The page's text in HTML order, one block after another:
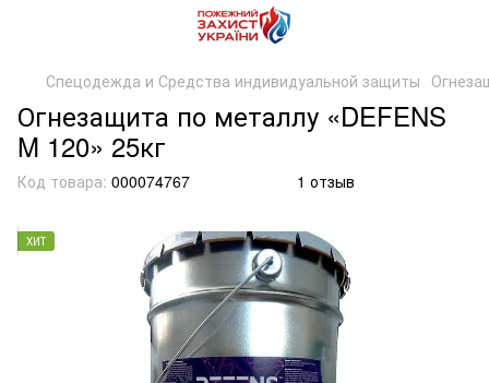
Спецодежда и Средства индивидуальной защиты
Огнезащита по металлу «DEFENS
M 120» 25кг
Код товара: 000074767 1 отзыв
ХИТ